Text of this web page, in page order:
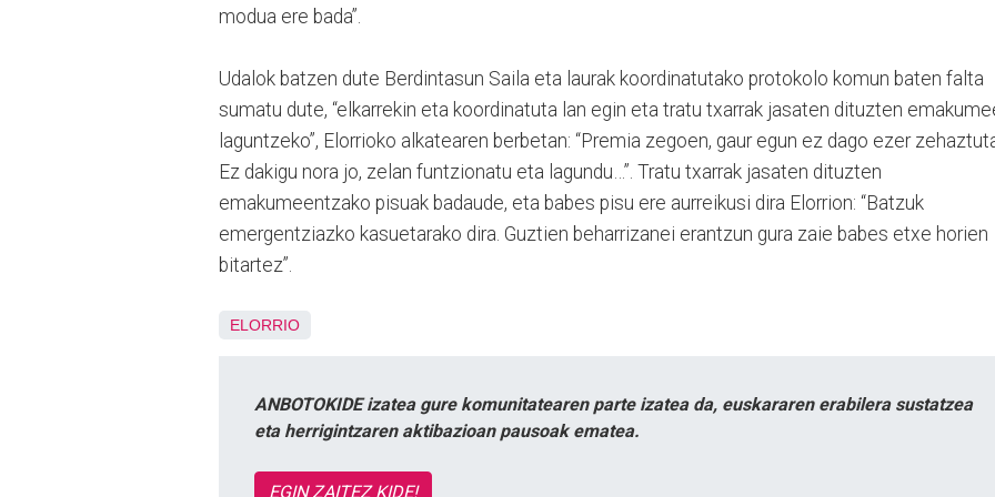
modua ere bada”.
Udalok batzen dute Berdintasun Saila eta laurak koordinatutako protokolo komun baten falta
sumatu dute, “elkarrekin eta koordinatuta lan egin eta tratu txarrak jasaten dituzten
laguntzeko”, Elorrioko alkatearen berbetan: “Premia zegoen, gaur egun ez dago ezer
Ez dakigu nora jo, zelan funtzionatu eta lagundu…”. Tratu txarrak jasaten dituzten
emakumeentzako pisuak badaude, eta babes pisu ere aurreikusi dira Elorrion: “Batzuk
emergentziazko kasuetarako dira. Guztien beharrizanei erantzun gura zaie babes etxe horien
bitartez”.
ELORRIO
ANBOTOKIDE izatea gure komunitatearen parte izatea da, euskararen erabilera sustatzea
eta herrigintzaren aktibazioan pausoak ematea.
EGIN ZAITEZ KIDE!